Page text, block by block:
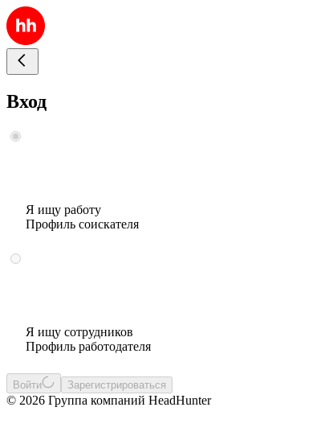
Вход
Я ищу работу
Профиль соискателя
Я ищу сотрудников
Профиль работодателя
Войти Зарегистрироваться
© 2026 Группа компаний HeadHunter